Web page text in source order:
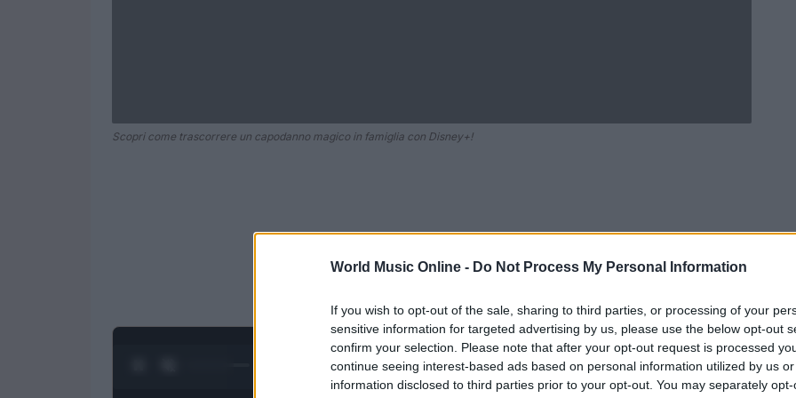
World Music Online - Do Not Process My Personal Information
If you wish to opt-out of the sale, sharing to third parties, or processing of your
sensitive information for targeted advertising by us, please use the below opt-out
confirm your selection. Please note that after your opt-out request is processed
continue seeing interest-based ads based on personal information utilized by us
information disclosed to third parties prior to your opt-out. You may separately
Scopri come trascorrere un capodanno magico in famiglia con Disney+!
1/4 POWERED BYAdhubMedia